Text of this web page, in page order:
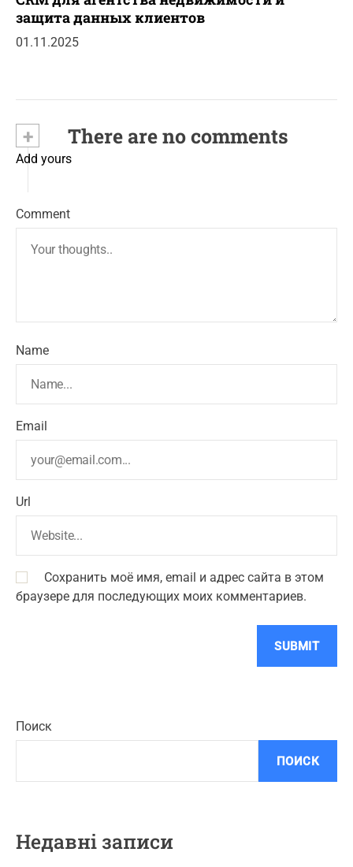
защита данных клиентов
01.11.2025
+ There are no comments
Add yours
Comment
Name
Email
Url
Сохранить моё имя, email и адрес сайта в этом
браузере для последующих моих комментариев.
Поиск
ПОИСК
Недавні записи